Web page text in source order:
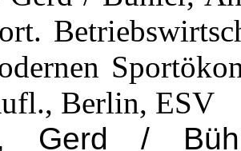
Berlin, ESV
Gerd /